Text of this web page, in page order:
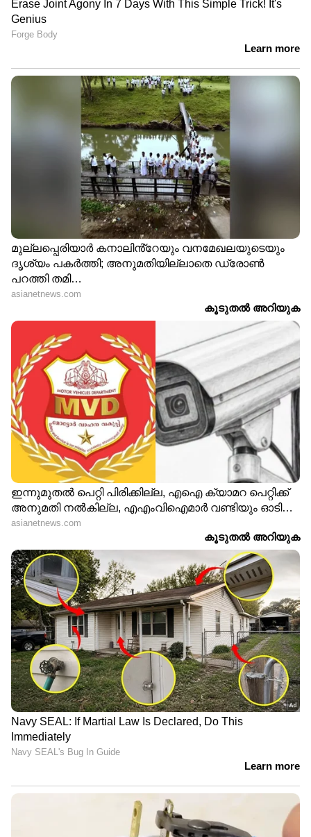
ABOUT THE AUTHOR
Follow Us
DOWNLOAD APP
RECOMMENDED STORIES
നിങ്ങളുടെ നഗരത്തിലെ
ഇന്നത്തെ ഡീസൽ,
പെട്രോൾ വിലകൾ
ഇന്ധനവില വർദ്ധനവ്
നിസാരമല്ല; നിങ്ങളുടെ
കാർ യാത്രാ ചെലവുകൾ
ഇനി ഇത്രയധികം